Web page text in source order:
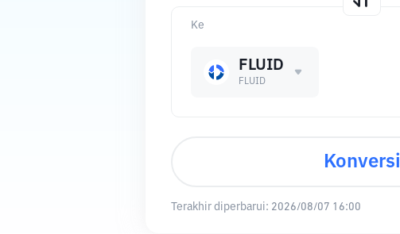
Ke
FLUID
FLUID
Konversi
Terakhir diperbarui: 2026/08/07 16:00